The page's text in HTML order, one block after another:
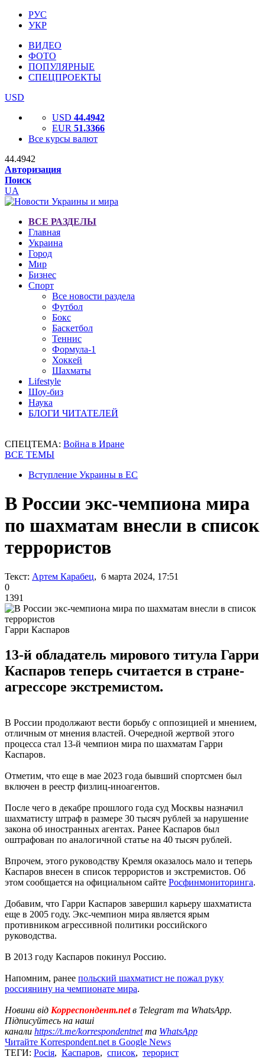
РУС
УКР
ВИДЕО
ФОТО
ПОПУЛЯРНЫЕ
СПЕЦПРОЕКТЫ
USD
USD 44.4942
EUR 51.3366
Все курсы валют
44.4942
Авторизация
Поиск
UA
ВСЕ РАЗДЕЛЫ
Главная
Украина
Город
Мир
Бизнес
Спорт
Все новости раздела
Футбол
Бокс
Баскетбол
Теннис
Формула-1
Хоккей
Шахматы
Lifestyle
Шоу-биз
Наука
БЛОГИ ЧИТАТЕЛЕЙ
СПЕЦТЕМА: Война в Иране
ВСЕ ТЕМЫ
Вступление Украины в ЕС
В России экс-чемпиона мира
по шахматам внесли в список
террористов
Текст: Артем Карабец, 6 марта 2024, 17:51
0
1391
Гарри Каспаров
13-й обладатель мирового титула Гарри
Каспаров теперь считается в стране-
агрессоре экстремистом.
В России продолжают вести борьбу с оппозицией и мнением,
отличным от мнения властей. Очередной жертвой этого
процесса стал 13-й чемпион мира по шахматам Гарри
Каспаров.
Отметим, что еще в мае 2023 года бывший спортсмен был
включен в реестр физлиц-иноагентов.
После чего в декабре прошлого года суд Москвы назначил
шахматисту штраф в размере 30 тысяч рублей за нарушение
закона об иностранных агентах. Ранее Каспаров был
оштрафован по аналогичной статье на 40 тысяч рублей.
Впрочем, этого руководству Кремля оказалось мало и теперь
Каспаров внесен в список террористов и экстремистов. Об
этом сообщается на официальном сайте Росфинмониторинга.
Добавим, что Гарри Каспаров завершил карьеру шахматиста
еще в 2005 году. Экс-чемпион мира является ярым
противником агрессивной политики российского
руководства.
В 2013 году Каспаров покинул Россию.
Напомним, ранее польский шахматист не пожал руку
россиянину на чемпионате мира.
Новини від Корреспондент.netв Telegram та WhatsApp.
Підписуйтесь на наші
канали https://t.me/korrespondentnetта WhatsApp
Читайте Korrespondent.net в Google News
ТЕГИ: Росія, Каспаров, список, терорист